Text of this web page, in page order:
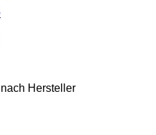
Hersteller